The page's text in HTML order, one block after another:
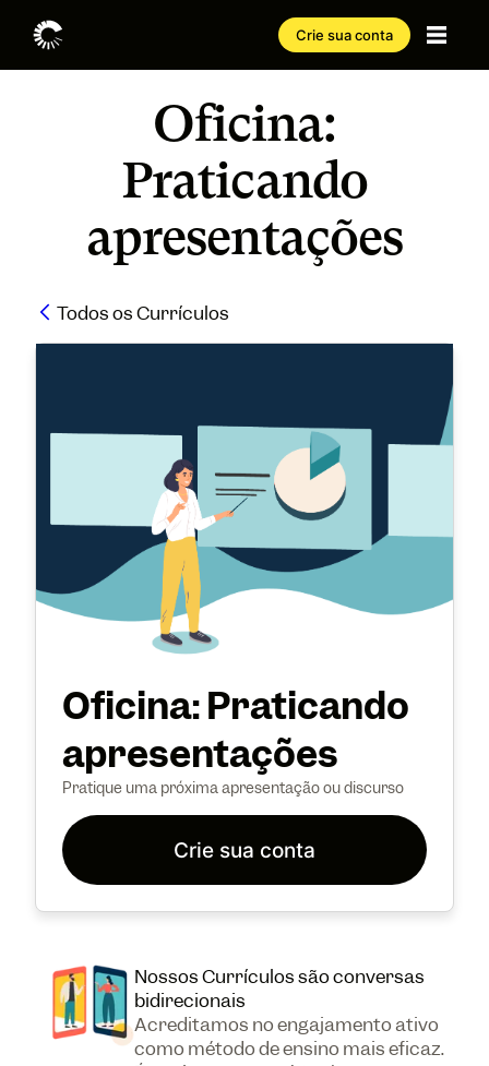
Crie sua conta
Oficina:
Praticando
apresentações
Todos os Currículos
Oficina: Praticando
apresentações
Pratique uma próxima apresentação ou discurso
Crie sua conta
Nossos Currículos são conversas
bidirecionais
Acreditamos no engajamento ativo
como método de ensino mais eficaz.